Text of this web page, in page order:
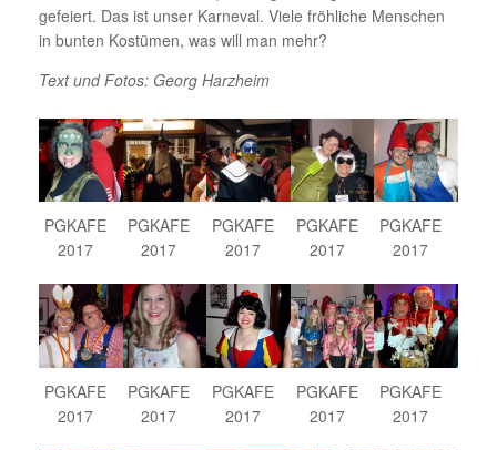
gefeiert. Das ist unser Karneval. Viele fröhliche Menschen
in bunten Kostümen, was will man mehr?
Text und Fotos: Georg Harzheim
PGKAFE
2017
PGKAFE
2017
PGKAFE
2017
PGKAFE
2017
PGKAFE
2017
PGKAFE
2017
PGKAFE
2017
PGKAFE
2017
PGKAFE
2017
PGKAFE
2017